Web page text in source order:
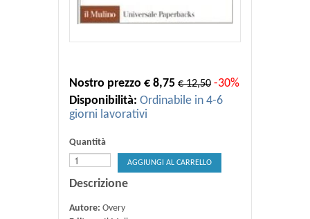
Nostro prezzo € 8,75 € 12,50 -30%
Disponibilità: Ordinabile in 4-6
giorni lavorativi
Quantità
AGGIUNGI AL CARRELLO
Descrizione
Autore: Overy